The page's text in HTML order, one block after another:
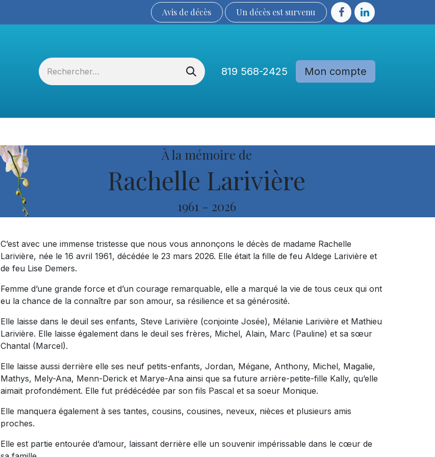
Avis de décès Un décès est sur​​​​​​​​ve​nu​​​​​​​​​​
819 568-2425 Mon compte
À la mémoire de
Rachelle Larivière
1961 - 2026
C’est avec une immense tristesse que nous vous annonçons le décès de madame Rachelle
Larivière, née le 16 avril 1961, décédée le 23 mars 2026. Elle était la fille de feu Aldege Larivière et
de feu Lise Demers.
Femme d’une grande force et d’un courage remarquable, elle a marqué la vie de tous ceux qui ont
eu la chance de la connaître par son amour, sa résilience et sa générosité.
Elle laisse dans le deuil ses enfants, Steve Larivière (conjointe Josée), Mélanie Larivière et Mathieu
Larivière. Elle laisse également dans le deuil ses frères, Michel, Alain, Marc (Pauline) et sa sœur
Chantal (Marcel).
Elle laisse aussi derrière elle ses neuf petits-enfants, Jordan, Mégane, Anthony, Michel, Magalie,
Mathys, Mely-Ana, Menn-Derick et Marye-Ana ainsi que sa future arrière-petite-fille Kally, qu’elle
aimait profondément. Elle fut prédécédée par son fils Pascal et sa soeur Monique.
Elle manquera également à ses tantes, cousins, cousines, neveux, nièces et plusieurs amis
proches.
Elle est partie entourée d’amour, laissant derrière elle un souvenir impérissable dans le cœur de